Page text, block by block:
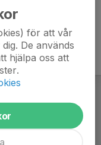
för att vår
De används
hjälpa oss att